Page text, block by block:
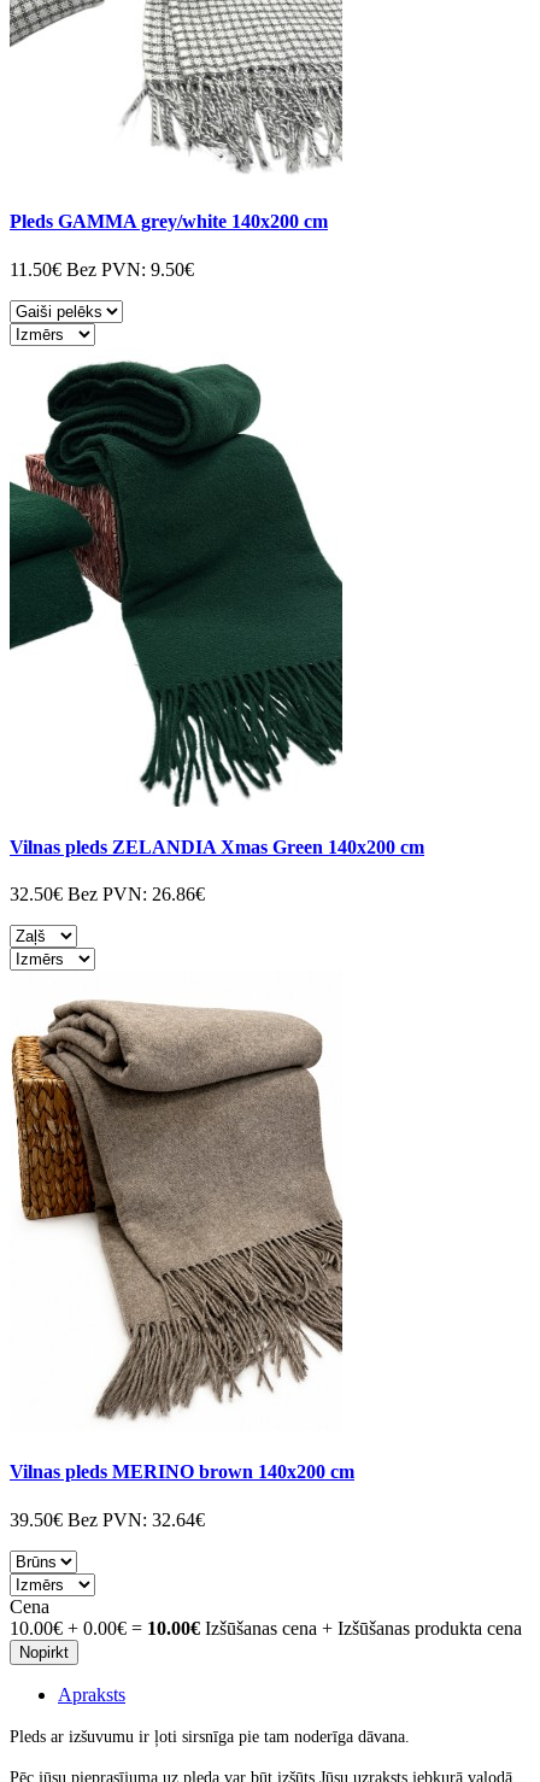
Pleds GAMMA grey/white 140x200 cm
11.50€ Bez PVN: 9.50€
Vilnas pleds ZELANDIA Xmas Green 140x200 cm
32.50€ Bez PVN: 26.86€
Vilnas pleds MERINO brown 140x200 cm
39.50€ Bez PVN: 32.64€
Cena
10.00€ + 0.00€ = 10.00€ Izšūšanas cena + Izšūšanas produkta cena
Nopirkt
Apraksts
Pleds ar izšuvumu ir ļoti sirsnīga pie tam noderīga dāvana.
Pēc jūsu pieprasījuma uz pleda var būt izšūts Jūsu uzraksts jebkurā valodā.